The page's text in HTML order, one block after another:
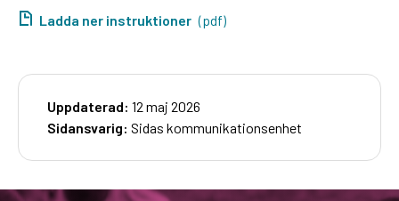
Ladda ner instruktioner (pdf)
Uppdaterad: 12 maj 2026
Sidansvarig: Sidas kommunikationsenhet